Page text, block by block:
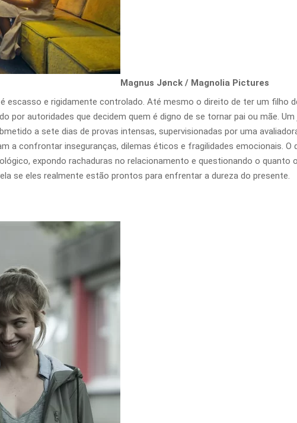
Magnus Jønck / Magnolia Pictures
e rigidamente controlado. Até mesmo o direito de ter um filho
por autoridades que decidem quem é digno de se tornar pai ou mãe.
a sete dias de provas intensas, supervisionadas por uma
a confrontar inseguranças, dilemas éticos e fragilidades emocionais. O
expondo rachaduras no relacionamento e questionando o quanto
se eles realmente estão prontos para enfrentar a dureza do presente.